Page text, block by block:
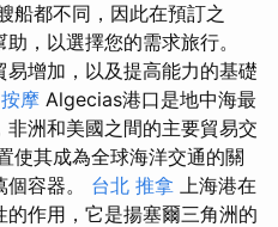
船都不同，因此在預訂之
，以選擇您的需求旅行。
增加，以及提高能力的基礎
摩 Algecias港口是地中海最
洲和美國之間的主要貿易交
使其成為全球海洋交通的關
容器。 台北 推拿 上海港在
作用，它是揚塞爾三角洲的